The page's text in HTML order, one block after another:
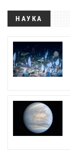
НАУКА